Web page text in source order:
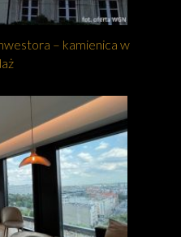
– kamienica w